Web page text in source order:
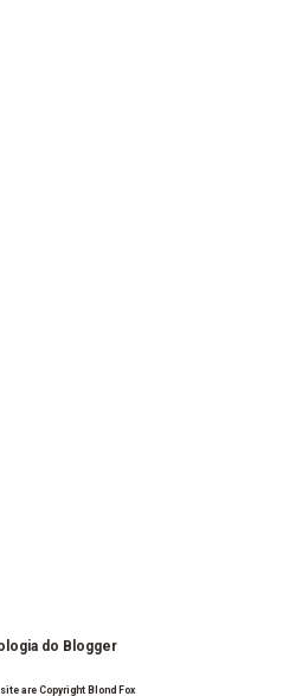
do Blogger
are Copyright Blond Fox